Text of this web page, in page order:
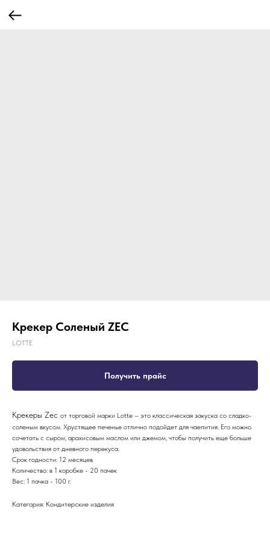
Крекер Соленый ZEC
LOTTE
Получить прайс
Крекеры Zec от торговой марки Lotte – это классическая закуска со сладко-
соленым вкусом. Хрустящее печенье отлично подойдет для чаепития. Его можно
сочетать с сыром, арахисовым маслом или джемом, чтобы получить еще больше
удовольствия от дневного перекуса.
Срок годности: 12 месяцев
Количество: в 1 коробке - 20 пачек
Вес: 1 пачка - 100 г.
Категория: Кондитерские изделия